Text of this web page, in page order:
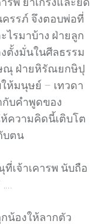
รรภ์ จึงตอบพ่อที่
ไรมาบ้าง ฝ่ายลูก
ตั้งมั่นในศีลธรรม
ณุ ฝ่ายหิรัณยกษิปุ
ห้มนุษย์ – เทวดา
กับคำพูดของ
ความคิดนี้เติบโต
บตน
ที่เจ้าเคารพ นับถือ
กน้องให้ลากตัว